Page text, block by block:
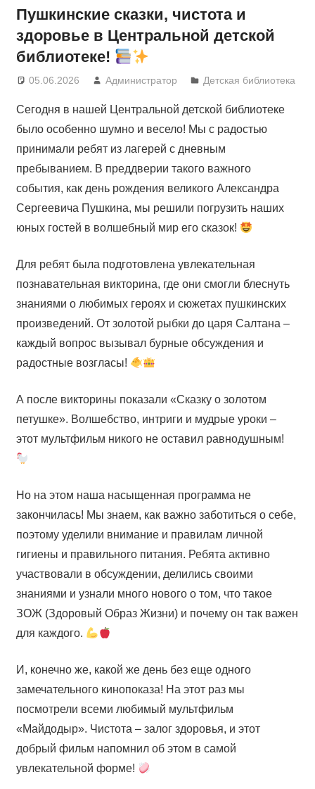
Пушкинские сказки, чистота и
здоровье в Центральной детской
библиотеке!
05.06.2026 Администратор Детская библиотека
Сегодня в нашей Центральной детской библиотеке
было особенно шумно и весело! Мы с радостью
принимали ребят из лагерей с дневным
пребыванием. В преддверии такого важного
события, как день рождения великого Александра
Сергеевича Пушкина, мы решили погрузить наших
юных гостей в волшебный мир его сказок!
Для ребят была подготовлена увлекательная
познавательная викторина, где они смогли блеснуть
знаниями о любимых героях и сюжетах пушкинских
произведений. От золотой рыбки до царя Салтана –
каждый вопрос вызывал бурные обсуждения и
радостные возгласы!
А после викторины показали «Сказку о золотом
петушке». Волшебство, интриги и мудрые уроки –
этот мультфильм никого не оставил равнодушным!
Но на этом наша насыщенная программа не
закончилась! Мы знаем, как важно заботиться о себе,
поэтому уделили внимание и правилам личной
гигиены и правильного питания. Ребята активно
участвовали в обсуждении, делились своими
знаниями и узнали много нового о том, что такое
ЗОЖ (Здоровый Образ Жизни) и почему он так важен
для каждого.
И, конечно же, какой же день без еще одного
замечательного кинопоказа! На этот раз мы
посмотрели всеми любимый мультфильм
«Майдодыр». Чистота – залог здоровья, и этот
добрый фильм напомнил об этом в самой
увлекательной форме!